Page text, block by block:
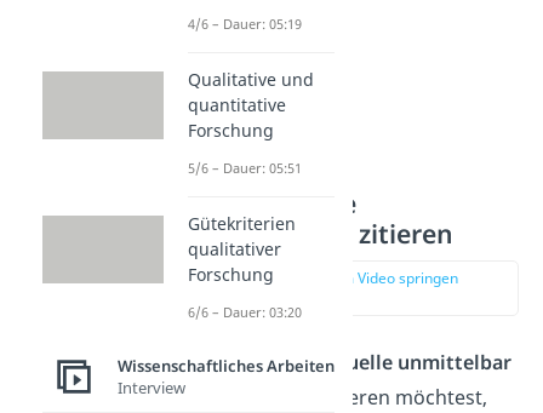
Dieselbe Quelle
hintereinander zitieren
zur Stelle im Video springen
Wenn du dieselbeQuelle unmittelbar
danach nochmal
zitieren möchtest,
4/6 – Dauer: 05:19
Qualitative und
quantitative
Forschung
5/6 – Dauer: 05:51
Gütekriterien
qualitativer
Forschung
6/6 – Dauer: 03:20
Wissenschaftliches Arbeiten
Interview